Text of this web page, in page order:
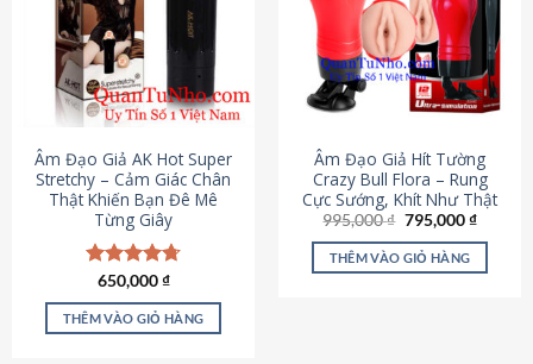
Âm Đạo Giả AK Hot Super
Stretchy – Cảm Giác Chân
Thật Khiến Bạn Đê Mê
Từng Giây
Được xếp
hạng4.75
5 sao
650,000₫
THÊM VÀO GIỎ HÀNG
Âm Đạo Giả Hít Tường
Crazy Bull Flora – Rung
Cực Sướng, Khít Như Thật
995,000₫ Giá
là:
995,000 ₫.
795,000₫Giá
tại
THÊM VÀO GIỎ HÀNG